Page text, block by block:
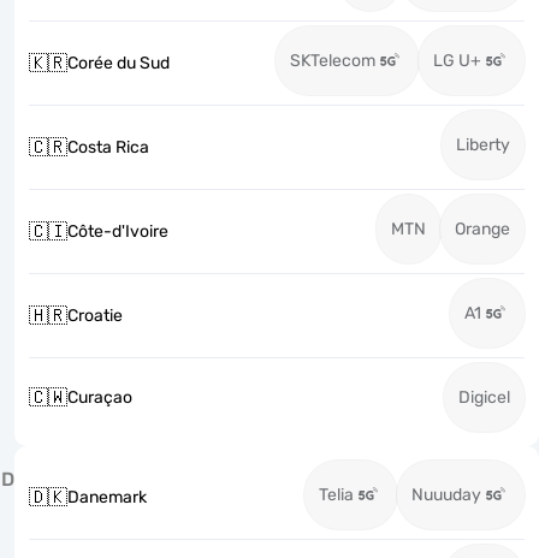
🇰🇷Corée du Sud SKTelecom LG U+
🇨🇷Costa Rica Liberty
🇨🇮Côte-d'Ivoire MTN Orange
🇭🇷Croatie A1
🇨🇼Curaçao Digicel
D
🇩🇰Danemark Telia Nuuuday